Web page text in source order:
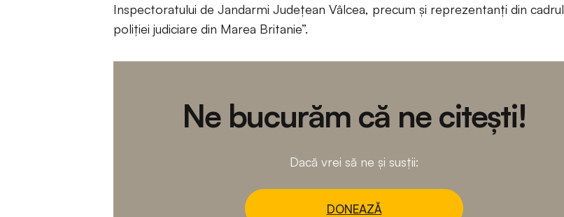
Inspectoratului de Jandarmi Județean Vâlcea, precum și reprezentanți din cadrul
poliției judiciare din Marea Britanie”.
Ne bucurăm că ne citești!
Dacă vrei să ne și susții:
DONEAZĂ